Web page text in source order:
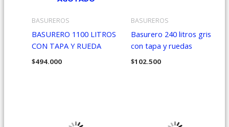
BASUREROS
BASURERO 1100 LITROS
CON TAPA Y RUEDA
$494.000
BASUREROS
Basurero 240 litros gris
con tapa y ruedas
$102.500